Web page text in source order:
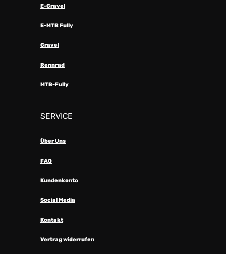
E-Gravel
E-MTB Fully
Gravel
Rennrad
MTB-Fully
SERVICE
Über Uns
FAQ
Kundenkonto
Social Media
Kontakt
Vertrag widerrufen